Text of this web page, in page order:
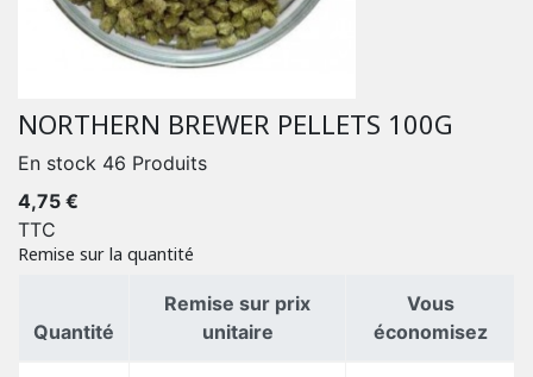
NORTHERN BREWER PELLETS 100G
En stock 46 Produits
4,75 €
TTC
Remise sur la quantité
Quantité
Remise sur prix
unitaire
Vous
économisez